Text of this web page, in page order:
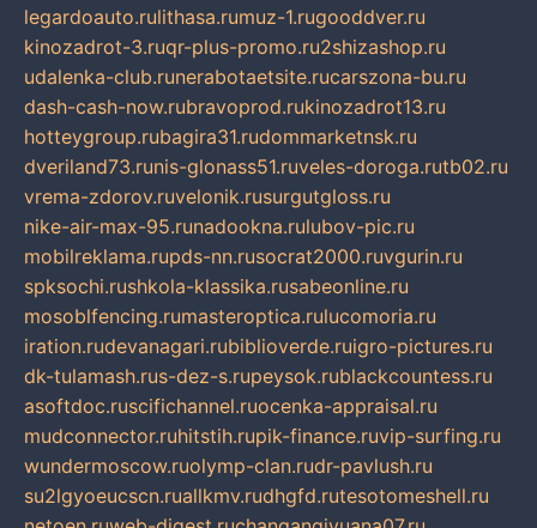
legardoauto.rulithasa.rumuz-1.rugooddver.ru
kinozadrot-3.ruqr-plus-promo.ru2shizashop.ru
udalenka-club.runerabotaetsite.rucarszona-bu.ru
dash-cash-now.rubravoprod.rukinozadrot13.ru
hotteygroup.rubagira31.rudommarketnsk.ru
dveriland73.runis-glonass51.ruveles-doroga.rutb02.ru
vrema-zdorov.ruvelonik.rusurgutgloss.ru
nike-air-max-95.runadookna.rulubov-pic.ru
mobilreklama.rupds-nn.rusocrat2000.ruvgurin.ru
spksochi.rushkola-klassika.rusabeonline.ru
mosoblfencing.rumasteroptica.rulucomoria.ru
iration.rudevanagari.rubiblioverde.ruigro-pictures.ru
dk-tulamash.rus-dez-s.rupeysok.rublackcountess.ru
asoftdoc.ruscifichannel.ruocenka-appraisal.ru
mudconnector.ruhitstih.rupik-finance.ruvip-surfing.ru
wundermoscow.ruolymp-clan.rudr-pavlush.ru
su2lgyoeucscn.ruallkmv.rudhgfd.rutesotomeshell.ru